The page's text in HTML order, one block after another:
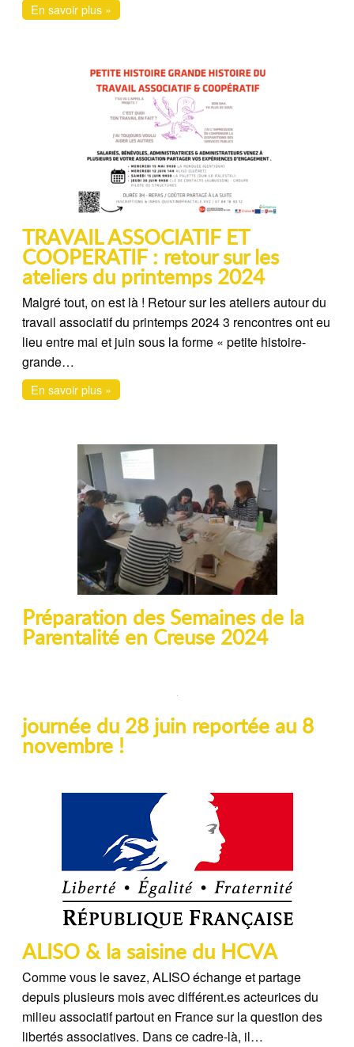
En savoir plus »
TRAVAIL ASSOCIATIF ET
COOPERATIF : retour sur les
ateliers du printemps 2024
Malgré tout, on est là ! Retour sur les ateliers autour du
travail associatif du printemps 2024 3 rencontres ont eu
lieu entre mai et juin sous la forme « petite histoire-
grande…
En savoir plus »
Préparation des Semaines de la
Parentalité en Creuse 2024
journée du 28 juin reportée au 8
novembre !
ALISO & la saisine du HCVA
Comme vous le savez, ALISO échange et partage
depuis plusieurs mois avec différent.es acteurices du
milieu associatif partout en France sur la question des
libertés associatives. Dans ce cadre-là, il…